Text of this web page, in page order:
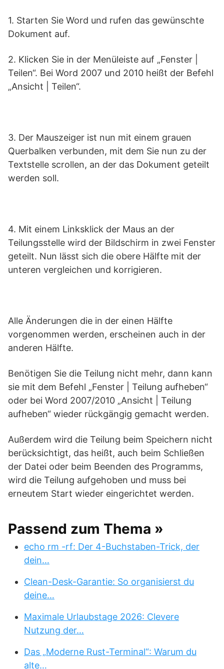
1. Starten Sie Word und rufen das gewünschte
Dokument auf.
2. Klicken Sie in der Menüleiste auf „Fenster |
Teilen“. Bei Word 2007 und 2010 heißt der Befehl
„Ansicht | Teilen“.
3. Der Mauszeiger ist nun mit einem grauen
Querbalken verbunden, mit dem Sie nun zu der
Textstelle scrollen, an der das Dokument geteilt
werden soll.
4. Mit einem Linksklick der Maus an der
Teilungsstelle wird der Bildschirm in zwei Fenster
geteilt. Nun lässt sich die obere Hälfte mit der
unteren vergleichen und korrigieren.
Alle Änderungen die in der einen Hälfte
vorgenommen werden, erscheinen auch in der
anderen Hälfte.
Benötigen Sie die Teilung nicht mehr, dann kann
sie mit dem Befehl „Fenster | Teilung aufheben“
oder bei Word 2007/2010 „Ansicht | Teilung
aufheben“ wieder rückgängig gemacht werden.
Außerdem wird die Teilung beim Speichern nicht
berücksichtigt, das heißt, auch beim Schließen
der Datei oder beim Beenden des Programms,
wird die Teilung aufgehoben und muss bei
erneutem Start wieder eingerichtet werden.
Passend zum Thema »
echo rm -rf: Der 4-Buchstaben-Trick, der
dein…
Clean-Desk-Garantie: So organisierst du
deine…
Maximale Urlaubstage 2026: Clevere
Nutzung der…
Das „Moderne Rust-Terminal“: Warum du
alte…